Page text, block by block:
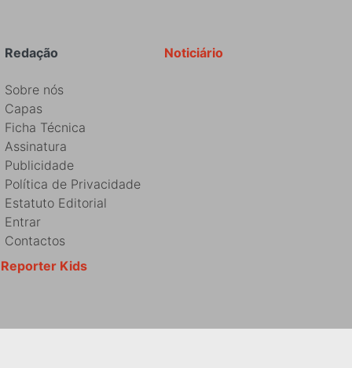
Noticiário
Redação
Sobre nós
Capas
Ficha Técnica
Assinatura
Publicidade
Política de Privacidade
Estatuto Editorial
Entrar
Contactos
Reporter Kids